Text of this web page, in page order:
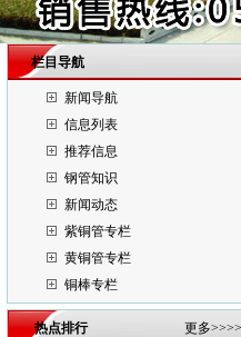
栏目导航
新闻导航
信息列表
推荐信息
钢管知识
新闻动态
紫铜管专栏
黄铜管专栏
铜棒专栏
热点排行
更多>>>>